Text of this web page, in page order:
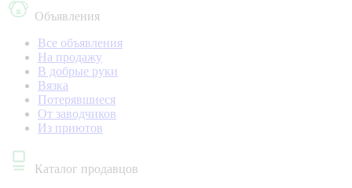
Объявления
Все объявления
На продажу
В добрые руки
Вязка
Потерявшиеся
От заводчиков
Из приютов
Каталог продавцов